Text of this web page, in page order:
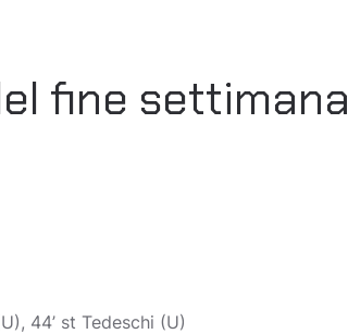
fine settimana
44’ st Tedeschi (U)